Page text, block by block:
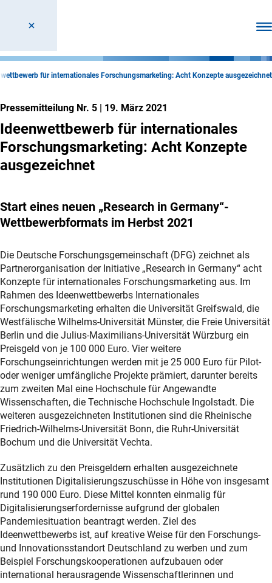
für internationales Forschungsmarketing: Acht Konzepte ausgezeichnet
Pressemitteilung Nr. 5 | 19. März 2021
Ideenwettbewerb für internationales
Forschungsmarketing: Acht Konzepte
ausgezeichnet
Start eines neuen „Research in Germany“-
Wettbewerbformats im Herbst 2021
Die Deutsche Forschungsgemeinschaft (DFG) zeichnet als
Partnerorganisation der Initiative „Research in Germany“ acht
Konzepte für internationales Forschungsmarketing aus. Im
Rahmen des Ideenwettbewerbs Internationales
Forschungsmarketing erhalten die Universität Greifswald, die
Westfälische Wilhelms-Universität Münster, die Freie Universität
Berlin und die Julius-Maximilians-Universität Würzburg ein
Preisgeld von je 100 000 Euro. Vier weitere
Forschungseinrichtungen werden mit je 25 000 Euro für Pilot-
oder weniger umfängliche Projekte prämiert, darunter bereits
zum zweiten Mal eine Hochschule für Angewandte
Wissenschaften, die Technische Hochschule Ingolstadt. Die
weiteren ausgezeichneten Institutionen sind die Rheinische
Friedrich-Wilhelms-Universität Bonn, die Ruhr-Universität
Bochum und die Universität Vechta.
Zusätzlich zu den Preisgeldern erhalten ausgezeichnete
Institutionen Digitalisierungszuschüsse in Höhe von insgesamt
rund 190 000 Euro. Diese Mittel konnten einmalig für
Digitalisierungserfordernisse aufgrund der globalen
Pandemiesituation beantragt werden. Ziel des
Ideenwettbewerbs ist, auf kreative Weise für den Forschungs-
und Innovationsstandort Deutschland zu werben und zum
Beispiel Forschungskooperationen aufzubauen oder
international herausragende Wissenschaftlerinnen und